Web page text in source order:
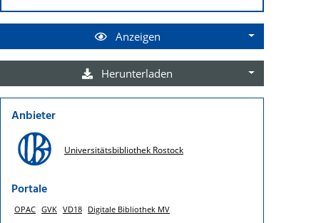
Anzeigen
Herunterladen
Anbieter
Universitätsbibliothek Rostock
Portale
OPAC GVK VD18 Digitale Bibliothek MV